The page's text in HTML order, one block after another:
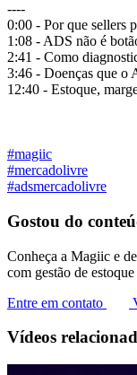
----
0:00 - Por que sellers
1:08 - ADS não é
2:41 - Como
3:46 - Doenças que o
12:40 - Estoque,
#magiic
#mercadolivre
#adsmercadolivre
Gostou do
Conheça a Magiic e
com gestão de
Entre em contato
Vídeos